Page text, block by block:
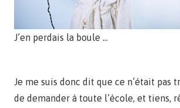
J’en perdais la boule …
Je me suis donc dit que ce n’était pas
de demander à toute l’école, et tiens,